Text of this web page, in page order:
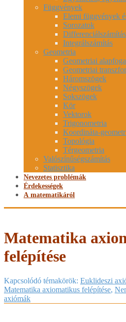
Függvények
Elemi függvények
Sorozatok
Differenciálszámítás
Integrálszámítás
Geometria
Geometriai
Geometriai
Háromszögek
Négyszögek
Sokszögek
Kör
Vektorok
Trigonometria
Koordináta-
Topológia
Térgeometria
Valószínűségszámítás
Statisztika
Nevezetes problémák
Érdekességek
A matematikáról
Matematika
felépítése
Kapcsolódó témakörök: Euklideszi
Matematika axiomatikus felépítése,
axiómák